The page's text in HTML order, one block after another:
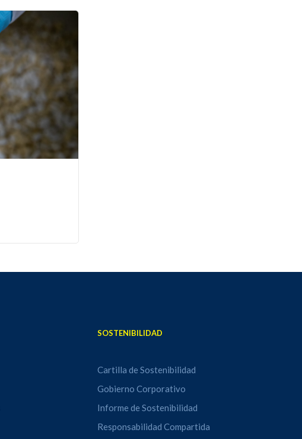
SOSTENIBILIDAD
Cartilla de Sostenibilidad
Gobierno Corporativo
Informe de Sostenibilidad
Responsabilidad Compartida